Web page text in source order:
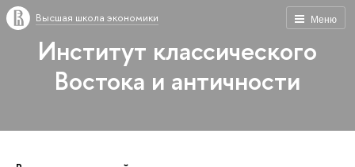
Меню
Высшая школа экономики
Институт классического
Востока и античности